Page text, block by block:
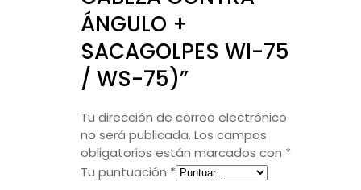
ÁNGULO +
SACAGOLPES WI-75
/ WS-75)”
Tu dirección de correo electrónico
no será publicada. Los campos
obligatorios están marcados con *
Tu puntuación *